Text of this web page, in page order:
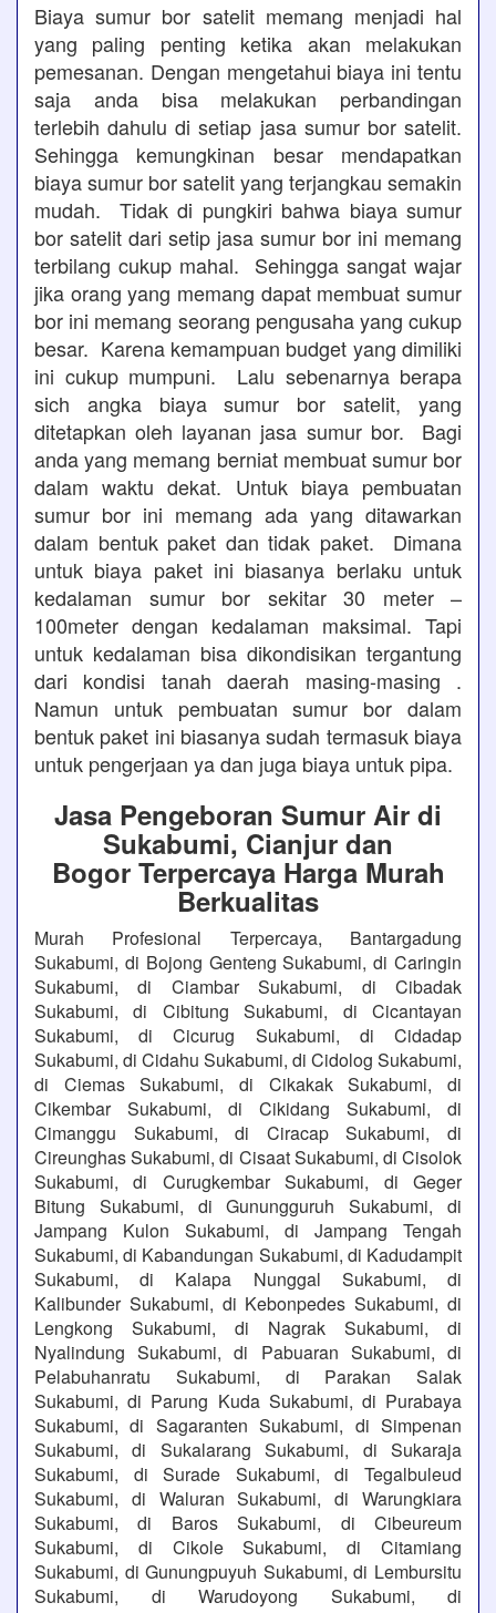
Biaya sumur bor satelit memang menjadi hal
yang paling penting ketika akan melakukan
pemesanan. Dengan mengetahui biaya ini tentu
saja anda bisa melakukan perbandingan
terlebih dahulu di setiap jasa sumur bor satelit.
Sehingga kemungkinan besar mendapatkan
biaya sumur bor satelit yang terjangkau semakin
mudah. Tidak di pungkiri bahwa biaya sumur
bor satelit dari setip jasa sumur bor ini memang
terbilang cukup mahal. Sehingga sangat wajar
jika orang yang memang dapat membuat sumur
bor ini memang seorang pengusaha yang cukup
besar. Karena kemampuan budget yang dimiliki
ini cukup mumpuni. Lalu sebenarnya berapa
sich angka biaya sumur bor satelit, yang
ditetapkan oleh layanan jasa sumur bor. Bagi
anda yang memang berniat membuat sumur bor
dalam waktu dekat. Untuk biaya pembuatan
sumur bor ini memang ada yang ditawarkan
dalam bentuk paket dan tidak paket. Dimana
untuk biaya paket ini biasanya berlaku untuk
kedalaman sumur bor sekitar 30 meter –
100meter dengan kedalaman maksimal. Tapi
untuk kedalaman bisa dikondisikan tergantung
dari kondisi tanah daerah masing-masing .
Namun untuk pembuatan sumur bor dalam
bentuk paket ini biasanya sudah termasuk biaya
untuk pengerjaan ya dan juga biaya untuk pipa.
Jasa Pengeboran Sumur Air di
Sukabumi, Cianjur dan
Bogor Terpercaya Harga Murah
Berkualitas
Murah Profesional Terpercaya, Bantargadung
Sukabumi, di Bojong Genteng Sukabumi, di Caringin
Sukabumi, di Ciambar Sukabumi, di Cibadak
Sukabumi, di Cibitung Sukabumi, di Cicantayan
Sukabumi, di Cicurug Sukabumi, di Cidadap
Sukabumi, di Cidahu Sukabumi, di Cidolog Sukabumi,
di Ciemas Sukabumi, di Cikakak Sukabumi, di
Cikembar Sukabumi, di Cikidang Sukabumi, di
Cimanggu Sukabumi, di Ciracap Sukabumi, di
Cireunghas Sukabumi, di Cisaat Sukabumi, di Cisolok
Sukabumi, di Curugkembar Sukabumi, di Geger
Bitung Sukabumi, di Gunungguruh Sukabumi, di
Jampang Kulon Sukabumi, di Jampang Tengah
Sukabumi, di Kabandungan Sukabumi, di Kadudampit
Sukabumi, di Kalapa Nunggal Sukabumi, di
Kalibunder Sukabumi, di Kebonpedes Sukabumi, di
Lengkong Sukabumi, di Nagrak Sukabumi, di
Nyalindung Sukabumi, di Pabuaran Sukabumi, di
Pelabuhanratu Sukabumi, di Parakan Salak
Sukabumi, di Parung Kuda Sukabumi, di Purabaya
Sukabumi, di Sagaranten Sukabumi, di Simpenan
Sukabumi, di Sukalarang Sukabumi, di Sukaraja
Sukabumi, di Surade Sukabumi, di Tegalbuleud
Sukabumi, di Waluran Sukabumi, di Warungkiara
Sukabumi, di Baros Sukabumi, di Cibeureum
Sukabumi, di Cikole Sukabumi, di Citamiang
Sukabumi, di Gunungpuyuh Sukabumi, di Lembursitu
Sukabumi, di Warudoyong Sukabumi, di